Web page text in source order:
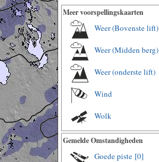
Meer voorspellingskaarten
Weer (Bovenste lift)
Weer (Midden berg)
Weer (onderste lift)
Wind
Wolk
Gemelde Omstandigheden
Goede piste [0]